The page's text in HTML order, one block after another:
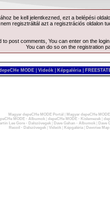
be kell jelentkezned, ezt a belépési
nem regisztráltál azt a regisztrációs oldalon
to post comments, You can enter on the
You can do so on the registration
MODE Videók Képgaléria
Magyar depeCHe MODE Portál
Magyar depeCHe
MODE - Albumok| depeCHe MODE - Kislemezek|
Lee Gore - Dalszövegek| Dave Gahan - Albumok|
Dave
Recoil - Dalszövegek| Videók| Képgaléria| Devotee Map